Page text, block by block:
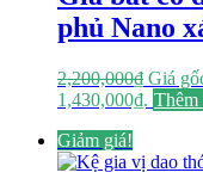
phủ Nano
2,200,000₫ Giá
1,430,000₫. Thêm
Giảm giá!